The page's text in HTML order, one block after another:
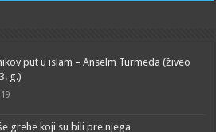
put u islam – Anselm Turmeda (živeo
g.)
grehe koji su bili pre njega